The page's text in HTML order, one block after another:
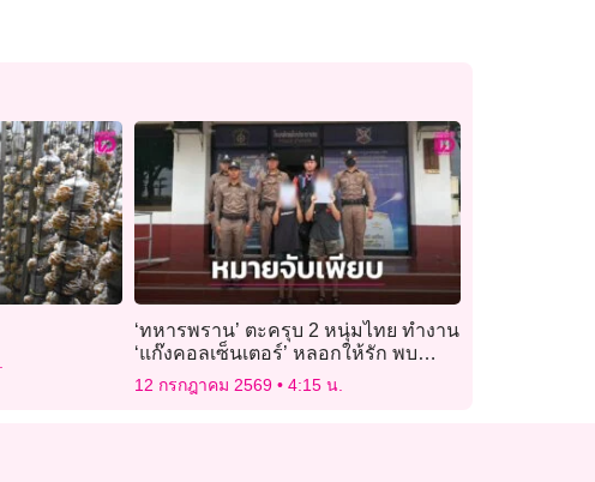
‘ทหารพราน’ ตะครุบ 2 หนุ่มไทย ทำงาน
‘แก๊งคอลเซ็นเตอร์’ หลอกให้รัก พบ
หมายจับติดตัวเพียบ
12 กรกฎาคม 2569 4:15 น.